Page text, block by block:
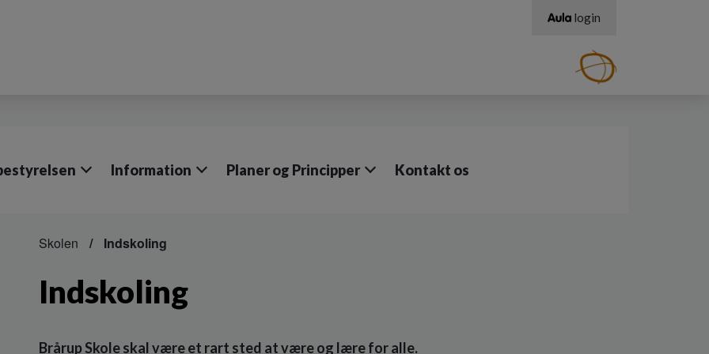
login
Information Planer og Principper Kontakt os
Skolen Indskoling
Indskoling
Brårup Skole skal være et rart sted at være og lære for alle.